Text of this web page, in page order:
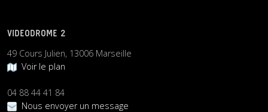
VIDEODROME 2
49 Cours Julien, 13006 Marseille
Voir le plan
04 88 44 41 84
Nous envoyer un message